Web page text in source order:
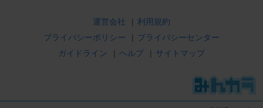
運営会社 | 利用規約
プライバシーポリシー
| プライバシーセンター
ガイドライン
| ヘルプ | サイトマップ